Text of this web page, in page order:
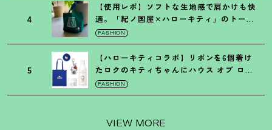
4
【使用レポ】ソフトな生地感で肩かけも快
適。「紀ノ国屋×ハローキティ」のトート
がガシガシ使えて最高です
FASHION
5
【ハローキティコラボ】リボンを6個着け
たロクのキティちゃんにハウス オブ ロー
ゼの限定パケも
FASHION
VIEW MORE